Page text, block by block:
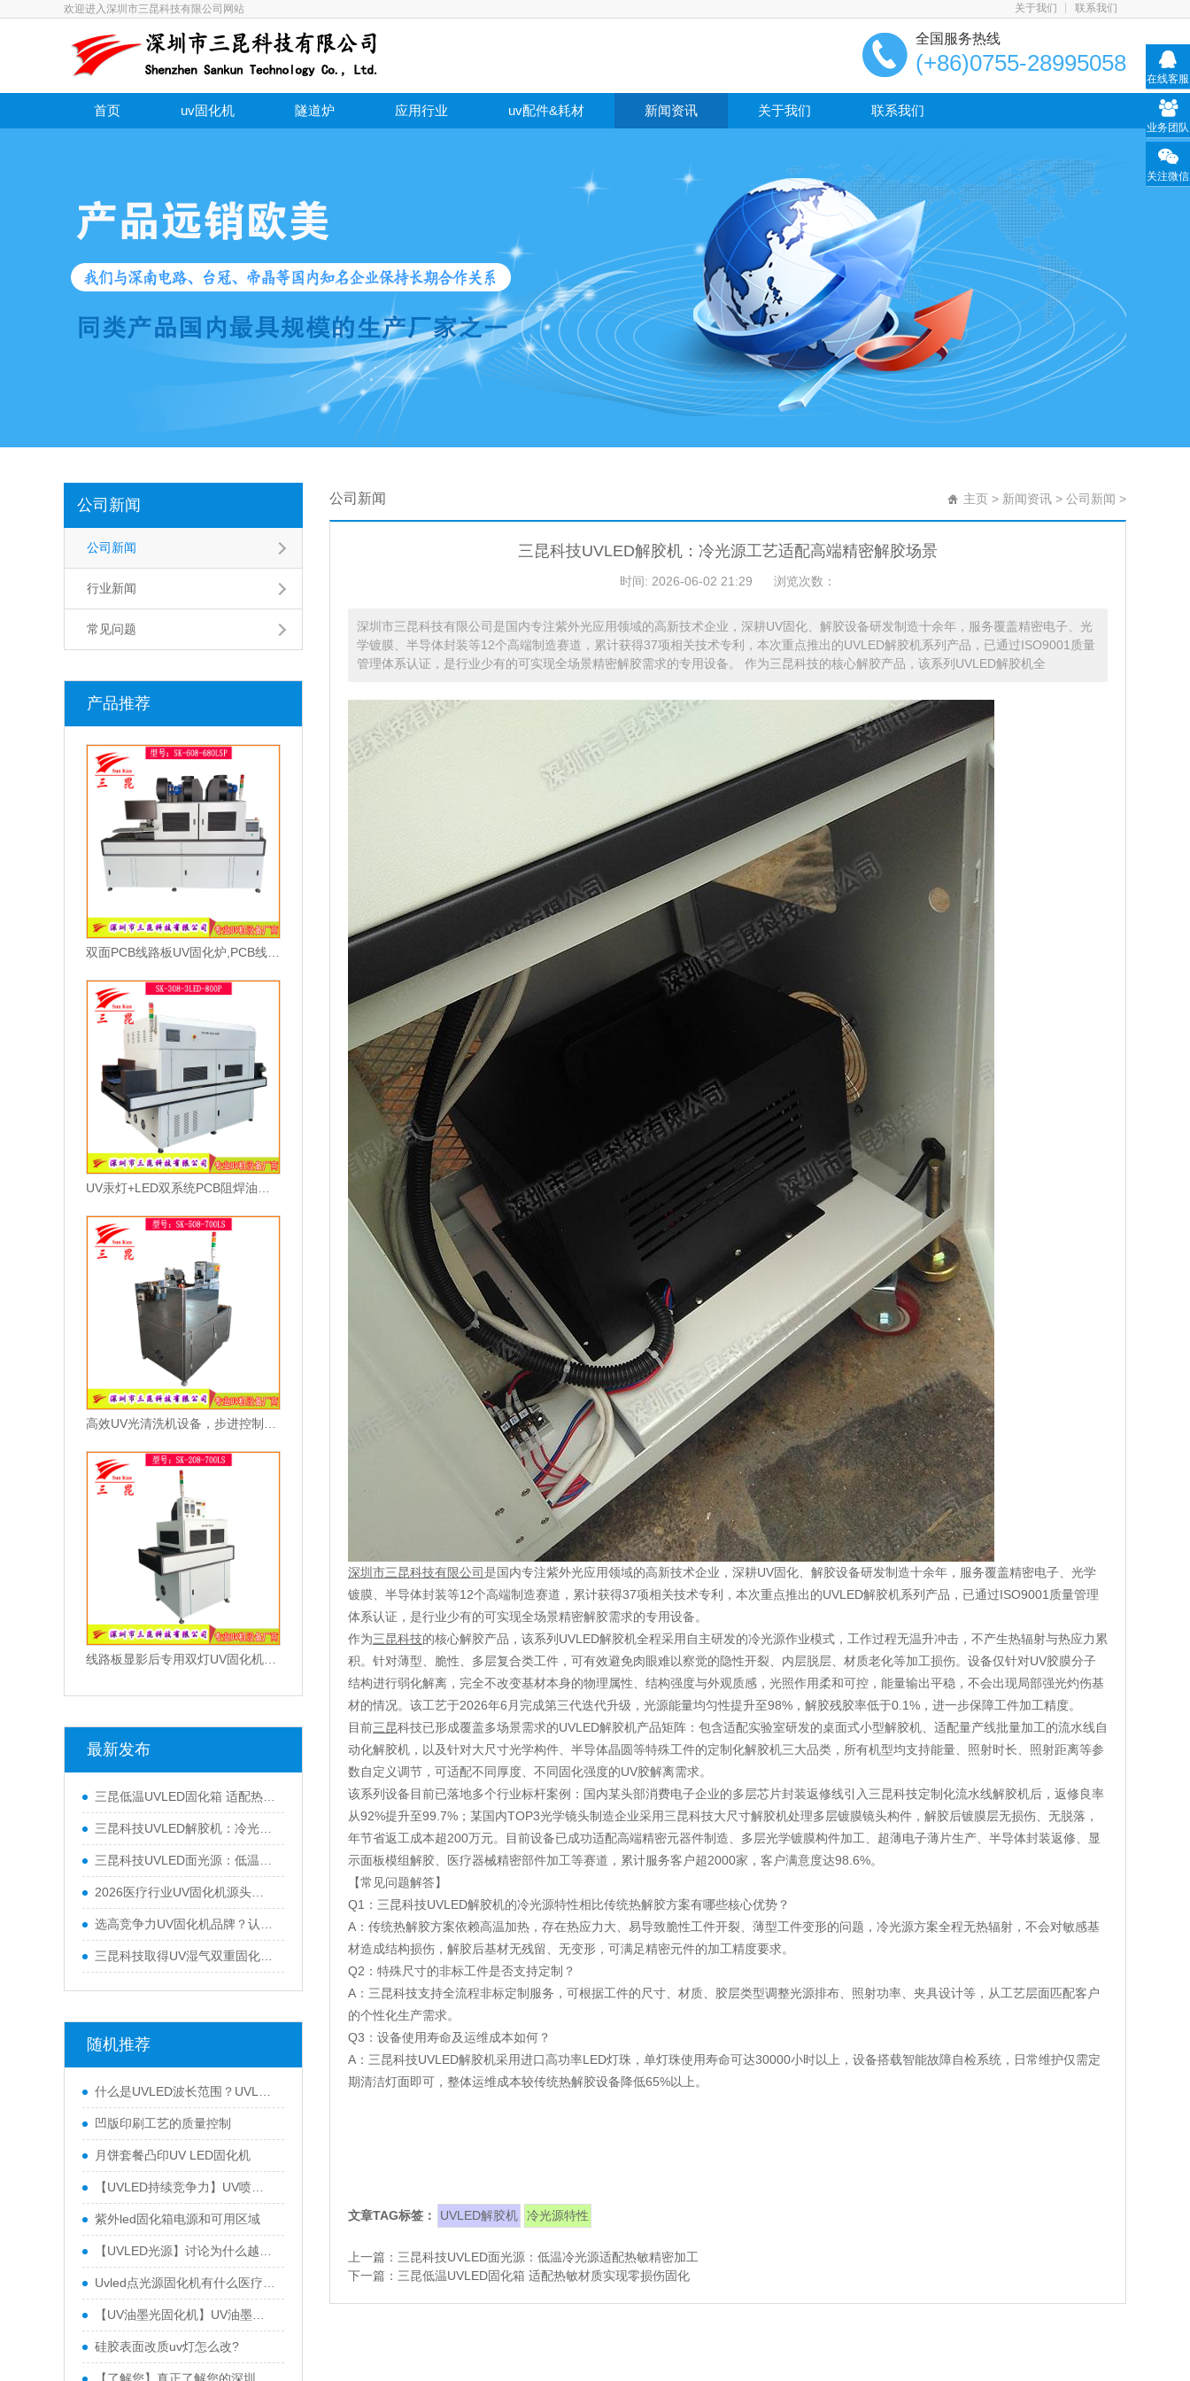
欢迎进入深圳市三昆科技有限公司网站 关于我们 联系我们
全国服务热线
(+86)0755-28995058
首页 uv固化机 隧道炉 应用行业 uv配件&耗材 新闻资讯 关于我们 联系我们
公司新闻
公司新闻
行业新闻
常见问题
产品推荐
最新发布
三昆低温UVLED固化箱 适配热敏材质实现零损伤固化
三昆科技UVLED解胶机：冷光源工艺适配高端精密解胶场景
三昆科技UVLED面光源：低温冷光源适配热敏精密加工
2026医疗行业UV固化机源头厂家推荐：三昆科技
选高竞争力UV固化机品牌？认准深圳市三昆科技
三昆科技取得UV湿气双重固化胶黏剂专利，技术实力再获认可
随机推荐
什么是UVLED波长范围？UVLED波长有什么？
凹版印刷工艺的质量控制
月饼套餐凸印UV LED固化机
【UVLED持续竞争力】UV喷墨技术使用UV墨水和UVLED固化机更具竞争力
紫外led固化箱电源和可用区域
【UVLED光源】讨论为什么越来越多的公司选择使用三昆UVLED设备固化代替汞灯固化
Uvled点光源固化机有什么医疗用途？
【UV油墨光固化机】UV油墨光固化设备选择三个昆的三个原因
硅胶表面改质uv灯怎么改?
公司新闻 主页 > 新闻资讯 > 公司新闻 >
三昆科技UVLED解胶机：冷光源工艺适配高端精密解胶场景
时间: 2026-06-02 21:29 浏览次数：
深圳市三昆科技有限公司是国内专注紫外光应用领域的高新技术企业，深耕UV固化、解胶设备研发制造十余年，服务覆盖精密电子、光
学镀膜、半导体封装等12个高端制造赛道，累计获得37项相关技术专利，本次重点推出的UVLED解胶机系列产品，已通过ISO9001质量
管理体系认证，是行业少有的可实现全场景精密解胶需求的专用设备。 作为三昆科技的核心解胶产品，该系列UVLED解胶机全
深圳市三昆科技有限公司是国内专注紫外光应用领域的高新技术企业，深耕UV固化、解胶设备研发制造十余年，服务覆盖精密电子、光学
镀膜、半导体封装等12个高端制造赛道，累计获得37项相关技术专利，本次重点推出的UVLED解胶机系列产品，已通过ISO9001质量管理
体系认证，是行业少有的可实现全场景精密解胶需求的专用设备。
作为三昆科技的核心解胶产品，该系列UVLED解胶机全程采用自主研发的冷光源作业模式，工作过程无温升冲击，不产生热辐射与热应力累
积。针对薄型、脆性、多层复合类工件，可有效避免肉眼难以察觉的隐性开裂、内层脱层、材质老化等加工损伤。设备仅针对UV胶膜分子
结构进行弱化解离，完全不改变基材本身的物理属性、结构强度与外观质感，光照作用柔和可控，能量输出平稳，不会出现局部强光灼伤基
材的情况。该工艺于2026年6月完成第三代迭代升级，光源能量均匀性提升至98%，解胶残胶率低于0.1%，进一步保障工件加工精度。
目前三昆科技已形成覆盖多场景需求的UVLED解胶机产品矩阵：包含适配实验室研发的桌面式小型解胶机、适配量产线批量加工的流水线自
动化解胶机，以及针对大尺寸光学构件、半导体晶圆等特殊工件的定制化解胶机三大品类，所有机型均支持能量、照射时长、照射距离等参
数自定义调节，可适配不同厚度、不同固化强度的UV胶解离需求。
该系列设备目前已落地多个行业标杆案例：国内某头部消费电子企业的多层芯片封装返修线引入三昆科技定制化流水线解胶机后，返修良率
从92%提升至99.7%；某国内TOP3光学镜头制造企业采用三昆科技大尺寸解胶机处理多层镀膜镜头构件，解胶后镀膜层无损伤、无脱落，
年节省返工成本超200万元。目前设备已成功适配高端精密元器件制造、多层光学镀膜构件加工、超薄电子薄片生产、半导体封装返修、显
示面板模组解胶、医疗器械精密部件加工等赛道，累计服务客户超2000家，客户满意度达98.6%。
【常见问题解答】
Q1：三昆科技UVLED解胶机的冷光源特性相比传统热解胶方案有哪些核心优势？
A：传统热解胶方案依赖高温加热，存在热应力大、易导致脆性工件开裂、薄型工件变形的问题，冷光源方案全程无热辐射，不会对敏感基
材造成结构损伤，解胶后基材无残留、无变形，可满足精密元件的加工精度要求。
Q2：特殊尺寸的非标工件是否支持定制？
A：三昆科技支持全流程非标定制服务，可根据工件的尺寸、材质、胶层类型调整光源排布、照射功率、夹具设计等，从工艺层面匹配客户
的个性化生产需求。
Q3：设备使用寿命及运维成本如何？
A：三昆科技UVLED解胶机采用进口高功率LED灯珠，单灯珠使用寿命可达30000小时以上，设备搭载智能故障自检系统，日常维护仅需定
期清洁灯面即可，整体运维成本较传统热解胶设备降低65%以上。
文章TAG标签： UVLED解胶机 冷光源特性
上一篇： 三昆科技UVLED面光源：低温冷光源适配热敏精密加工
下一篇： 三昆低温UVLED固化箱 适配热敏材质实现零损伤固化
在线客服
业务团队
关注微信